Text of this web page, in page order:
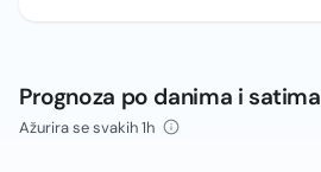
Prognoza po danima i satima
Ažurira se svakih 1h